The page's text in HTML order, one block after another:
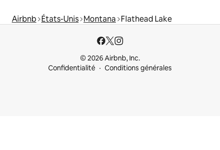
Airbnb États-Unis Montana Flathead Lake
© 2026 Airbnb, Inc.
Confidentialité
Conditions générales